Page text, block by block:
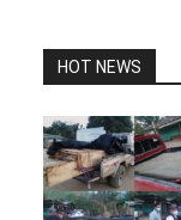
HOT NEWS